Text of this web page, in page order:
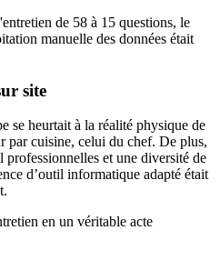
de 58 à 15 questions, le
manuelle des données était
site
se heurtait à la réalité physique de
par cuisine, celui du chef. De plus,
professionnelles et une diversité de
d’outil informatique adapté était
en un véritable acte